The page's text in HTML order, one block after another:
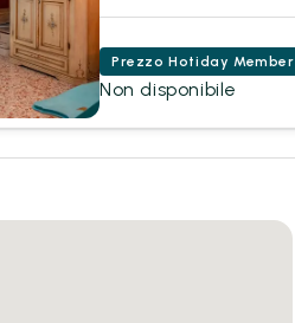
Prezzo Hotiday Member
Non disponibile